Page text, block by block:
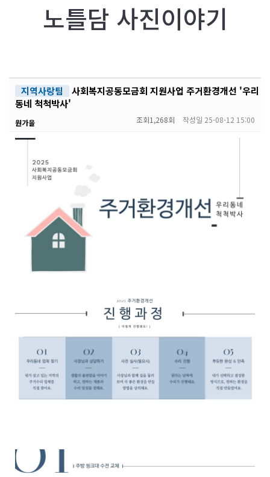
노틀담 사진이야기
지역사랑팀
사회복지공동모금회 지원사업 주거환경개선 '우리
동네 척척박사'
원가을 조회1,268회 작성일 25-08-12 15:00